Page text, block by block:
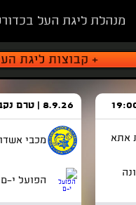
מנהלת ליגת העל
אתא
8.9.26 | טרם נקבע
מכבי
הפועל י-ם